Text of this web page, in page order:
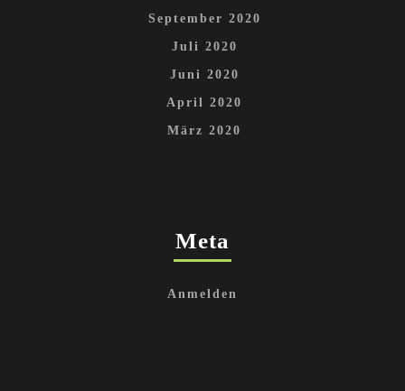
September 2020
Juli 2020
Juni 2020
April 2020
März 2020
Meta
Anmelden